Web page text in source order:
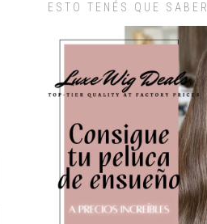
ESTO TENÉS QUE SABER